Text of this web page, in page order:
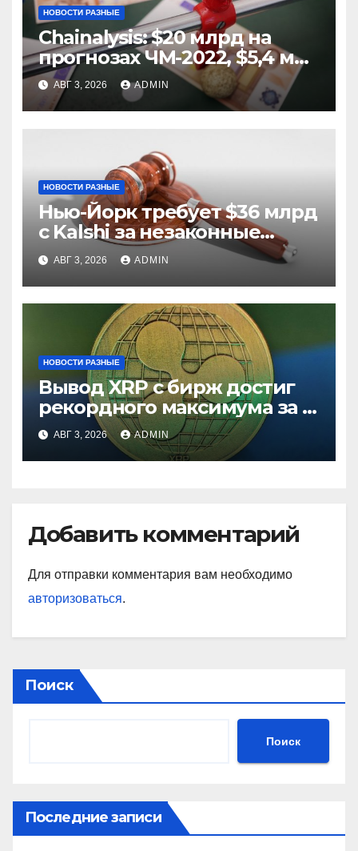
НОВОСТИ РАЗНЫЕ
Chainalysis: $20 млрд на
прогнозах ЧМ-2022, $5,4 млн
из них незаконные
АВГ 3, 2026 ADMIN
НОВОСТИ РАЗНЫЕ
Нью-Йорк требует $36 млрд
с Kalshi за незаконные
ставки
АВГ 3, 2026 ADMIN
НОВОСТИ РАЗНЫЕ
Вывод XRP с бирж достиг
рекордного максимума за 5
летАВГ 3, 2026 ADMIN
Добавить комментарий
Для отправки комментария вам необходимо
авторизоваться.
Поиск
Поиск
Последние записи